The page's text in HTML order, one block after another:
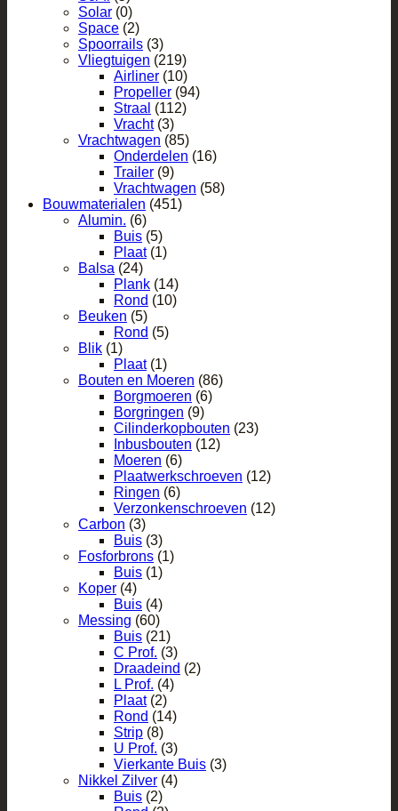
Solar (0)
Space (2)
Spoorrails (3)
Vliegtuigen (219)
Airliner (10)
Propeller (94)
Straal (112)
Vracht (3)
Vrachtwagen (85)
Onderdelen (16)
Trailer (9)
Vrachtwagen (58)
Bouwmaterialen (451)
Alumin. (6)
Buis (5)
Plaat (1)
Balsa (24)
Plank (14)
Rond (10)
Beuken (5)
Rond (5)
Blik (1)
Plaat (1)
Bouten en Moeren (86)
Borgmoeren (6)
Borgringen (9)
Cilinderkopbouten (23)
Inbusbouten (12)
Moeren (6)
Plaatwerkschroeven (12)
Ringen (6)
Verzonkenschroeven (12)
Carbon (3)
Buis (3)
Fosforbrons (1)
Buis (1)
Koper (4)
Buis (4)
Messing (60)
Buis (21)
C Prof. (3)
Draadeind (2)
L Prof. (4)
Plaat (2)
Rond (14)
Strip (8)
U Prof. (3)
Vierkante Buis (3)
Nikkel Zilver (4)
Buis (2)